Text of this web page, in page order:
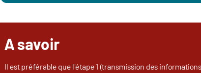
A savoir
Il est préférable que l'étape 1 (transmission des